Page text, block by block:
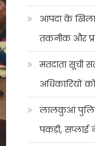
आपदा के
तकनीक और
मतदाता सूची
अधिकारियों
लालकुआं
पकड़ी, सप्लाई